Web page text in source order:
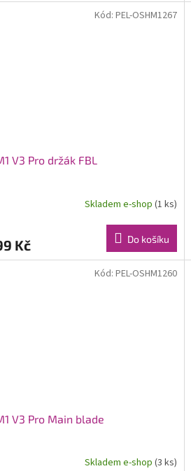
V3 Pro držák FBL
Skladem e-shop (1 ks)
Kč Do košíku
Kód: PEL-OSHM1267
V3 Pro Main blade
Skladem e-shop (3 ks)
Kód: PEL-OSHM1260